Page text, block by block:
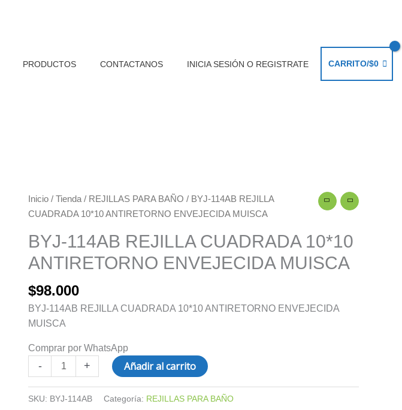
PRODUCTOS CONTACTANOS INICIA SESIÓN O REGISTRATE CARRITO/$0
Inicio / Tienda / REJILLAS PARA BAÑO / BYJ-114AB REJILLA
CUADRADA 10*10 ANTIRETORNO ENVEJECIDA MUISCA
BYJ-114AB REJILLA CUADRADA 10*10
ANTIRETORNO ENVEJECIDA MUISCA
$98.000
BYJ-114AB REJILLA CUADRADA 10*10 ANTIRETORNO ENVEJECIDA
MUISCA
Comprar por WhatsApp
-
BYJ-
114AB
CUADRADA
10*10
ENVEJECIDA
MUISCA
cantidad
+ Añadir al carrito
SKU: BYJ-114AB Categoría: REJILLAS PARA BAÑO